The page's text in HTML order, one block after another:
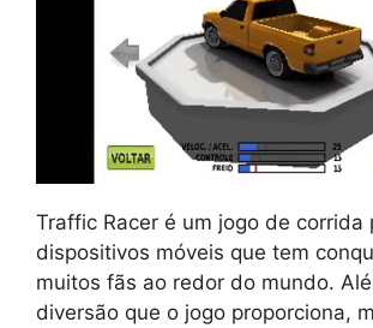
Traffic Racer é um jogo de corrida
dispositivos móveis que tem
muitos fãs ao redor do mundo.
diversão que o jogo proporciona,